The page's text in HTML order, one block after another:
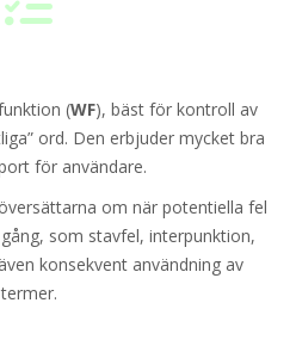
(WF), bäst för kontroll av
ord. Den erbjuder mycket bra
för användare.
om när potentiella fel
som stavfel, interpunktion,
konsekvent användning av
termer.